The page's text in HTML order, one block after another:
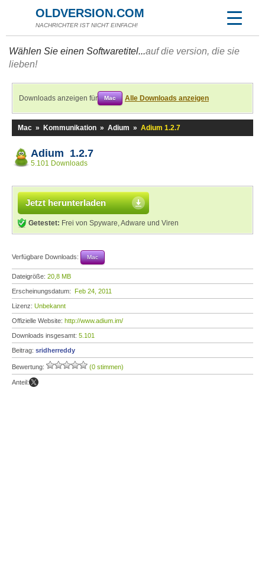
OLDVERSION.COM
NACHRICHTER IST NICHT EINFACH!
Wählen Sie einen Softwaretitel...auf die version, die sie
lieben!
Downloads anzeigen für Mac Alle Downloads anzeigen
Mac » Kommunikation » Adium » Adium 1.2.7
Adium 1.2.7
5.101 Downloads
Jetzt herunterladen
Getestet: Frei von Spyware, Adware und Viren
Verfügbare Downloads: Mac
Dateigröße: 20,8 MB
Erscheinungsdatum: Feb 24, 2011
Lizenz: Unbekannt
Offizielle Website: http://www.adium.im/
Downloads insgesamt: 5.101
Beitrag: sridherreddy
Bewertung: (0 stimmen)
Anteil: